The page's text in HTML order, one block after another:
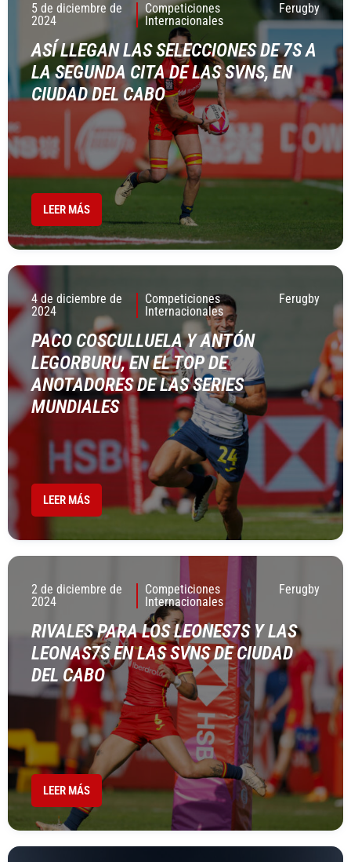
5 de diciembre de
2024
Competiciones
Internacionales
Ferugby
ASÍ LLEGAN LAS SELECCIONES DE 7S A
LA SEGUNDA CITA DE LAS SVNS, EN
CIUDAD DEL CABO
LEER MÁS
4 de diciembre de
2024
Competiciones
Internacionales
Ferugby
PACO COSCULLUELA Y ANTÓN
LEGORBURU, EN EL TOP DE
ANOTADORES DE LAS SERIES
MUNDIALES
LEER MÁS
2 de diciembre de
2024
Competiciones
Internacionales
Ferugby
RIVALES PARA LOS LEONES7S Y LAS
LEONAS7S EN LAS SVNS DE CIUDAD
DEL CABO
LEER MÁS